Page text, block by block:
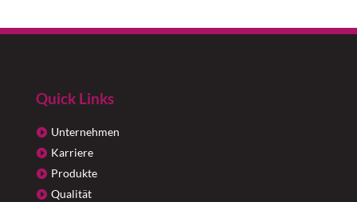
Quick Links
Unternehmen
Karriere
Produkte
Qualität